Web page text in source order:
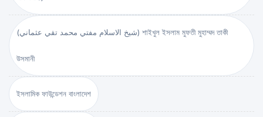
(شيخ الاسلام مفتي محمد تقي عثماني) শাইখুল ইসলাম মুফতী মুহাম্মদ তাকী
উসমানী
ইসলামিক ফাউন্ডেশন বাংলাদেশ